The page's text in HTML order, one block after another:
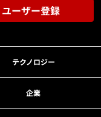
ユーザー登録
テクノロジー
企業